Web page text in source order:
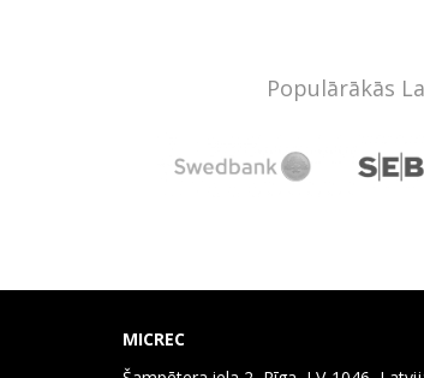
Populārākās
MICREC